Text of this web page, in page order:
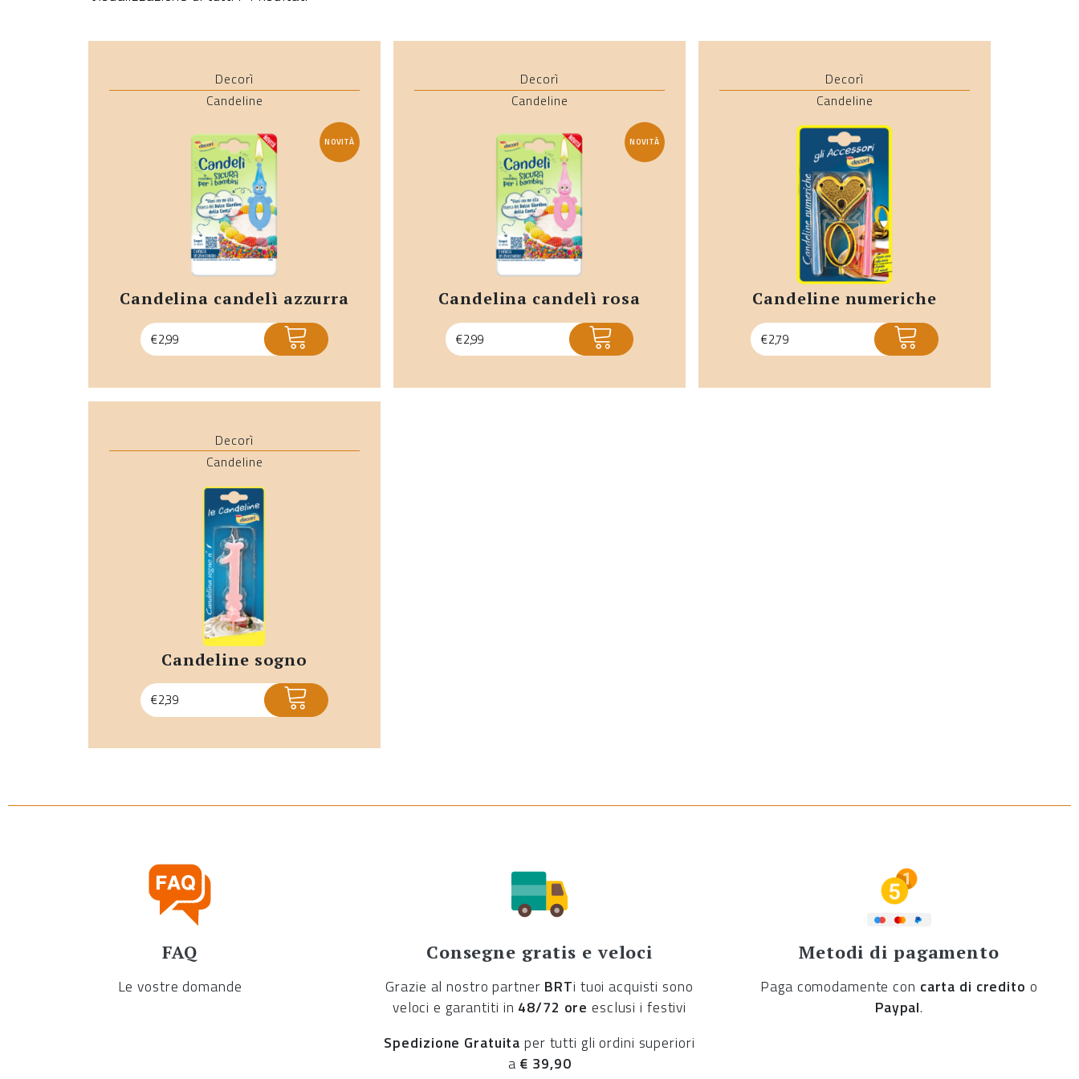
Decorì
Candeline
NOVITÀ
candelina candelì azzurra
€2,99 ACQUISTA
Decorì
Candeline
NOVITÀ
candelina candelì rosa
€2,99 ACQUISTA
Decorì
Candeline
candeline numeriche
€2,79 ACQUISTA
Decorì
Candeline
candeline sogno
€2,39 ACQUISTA
FAQ
Le vostre domande
Consegne gratis e veloci
Grazie al nostro partner BRTi tuoi acquisti sono
veloci e garantiti in 48/72 ore esclusi i festivi
Spedizione Gratuita per tutti gli ordini superiori
a € 39,90
Metodi di pagamento
Paga comodamente con carta di credito o
Paypal.